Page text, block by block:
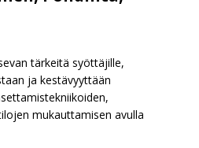
tärkeitä syöttäjille,
ja kestävyyttään
mukauttamisen avulla